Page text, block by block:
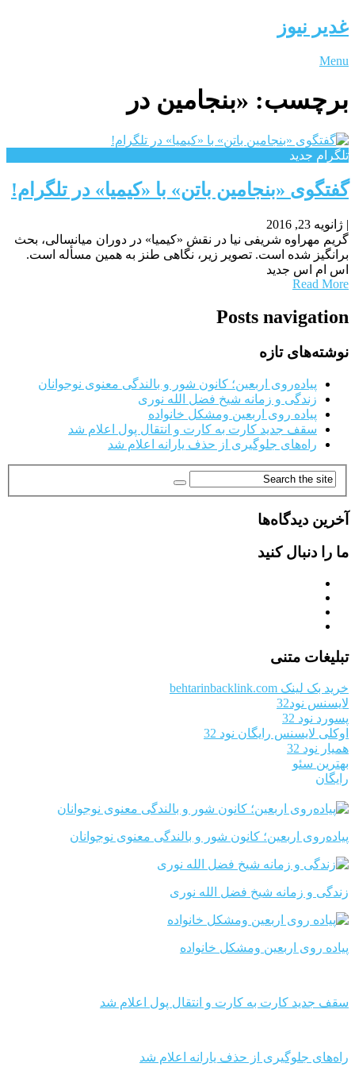
غدیر نیوز
Menu
برچسب: «بنجامین در
تلگرام جدید
گفتگوی «بنجامین باتن» با «کیمیا» در تلگرام!
| ژانویه 23, 2016
گریم مهراوه شریفی نیا در نقش «کیمیا» در دوران میانسالی، بحث
برانگیز شده است. تصویر زیر، نگاهی طنز به همین مسأله است.
اس ام اس جدید
Read More
Posts navigation
نوشته‌های تازه
پیاده‌روی اربعین؛ کانون شور و بالندگی معنوی نوجوانان
زندگی و زمانه شیخ فضل الله نوری
پیاده روی اربعین ومشکل خانواده
سقف جدید کارت به کارت و انتقال پول اعلام شد
راه‌های جلوگیری از حذف یارانه اعلام شد
آخرین دیدگاه‌ها
ما را دنبال کنید
تبلیغات متنی
خرید بک لینک behtarinbacklink.com
لایسنس نود32
پسورد نود 32
اوکلی لایسنس رایگان نود 32
همیار نود 32
بهترین سئو
رایگان
پیاده‌روی اربعین؛ کانون شور و بالندگی معنوی نوجوانان
زندگی و زمانه شیخ فضل الله نوری
پیاده روی اربعین ومشکل خانواده
سقف جدید کارت به کارت و انتقال پول اعلام شد
راه‌های جلوگیری از حذف یارانه اعلام شد